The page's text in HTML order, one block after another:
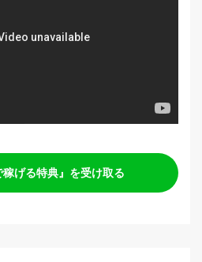
げる特典』を受け取る